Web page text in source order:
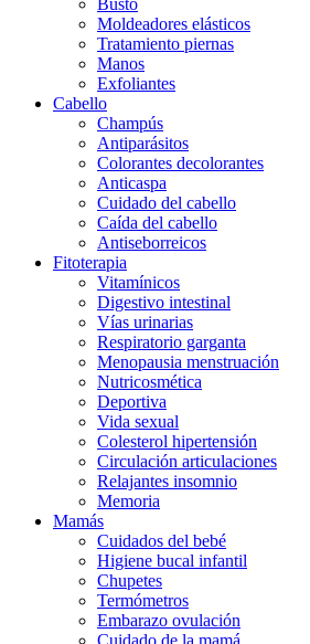
Busto
Moldeadores elásticos
Tratamiento piernas
Manos
Exfoliantes
Cabello
Champús
Antiparásitos
Colorantes decolorantes
Anticaspa
Cuidado del cabello
Caída del cabello
Antiseborreicos
Fitoterapia
Vitamínicos
Digestivo intestinal
Vías urinarias
Respiratorio garganta
Menopausia menstruación
Nutricosmética
Deportiva
Vida sexual
Colesterol hipertensión
Circulación articulaciones
Relajantes insomnio
Memoria
Mamás
Cuidados del bebé
Higiene bucal infantil
Chupetes
Termómetros
Embarazo ovulación
Cuidado de la mamá